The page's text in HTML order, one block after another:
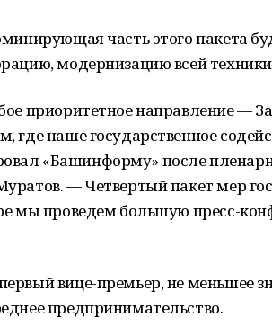
часть этого пакета
модернизацию всей
приоритетное направление —
где наше государственное
«Башинформу» после
— Четвертый пакет мер
мы проведем большую пресс-
вице-премьер, не меньшее
предпринимательство.